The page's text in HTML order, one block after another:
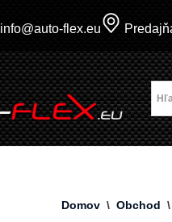
info@auto-flex.eu
Domov \ Obchod \